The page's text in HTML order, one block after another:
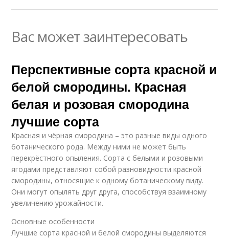
Вас может заинтересовать
Перспективные сорта красной и
белой смородины. Красная
белая и розовая смородина
лучшие сорта
Красная и чёрная смородина – это разные виды одного
ботанического рода. Между ними не может быть
перекрёстного опыления. Сорта с белыми и розовыми
ягодами представляют собой разновидности красной
смородины, относящие к одному ботаническому виду.
Они могут опылять друг друга, способствуя взаимному
увеличению урожайности.
Основные особенности
Лучшие сорта красной и белой смородины выделяются